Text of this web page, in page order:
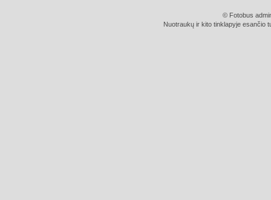
© Fotobus
Nuotraukų ir kito tinklapyje esančio